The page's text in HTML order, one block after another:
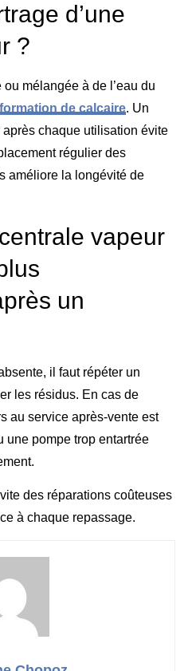
d’une
?
ou mélangée à de l’eau du
de calcaire. Un
chaque utilisation évite
régulier des
améliore la longévité de
vapeur
un
il faut répéter un
les résidus. En cas de
au service après-vente est
une pompe trop entartrée
des réparations coûteuses
à chaque repassage.